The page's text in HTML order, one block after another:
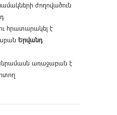
ժողովածուն
հրատարակել է
Երվանդ
առաջաբան է